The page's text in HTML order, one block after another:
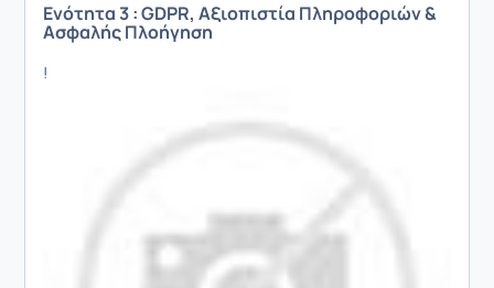
Ενότητα 3 : GDPR, Αξιοπιστία Πληροφοριών &
Ασφαλής Πλοήγηση
!